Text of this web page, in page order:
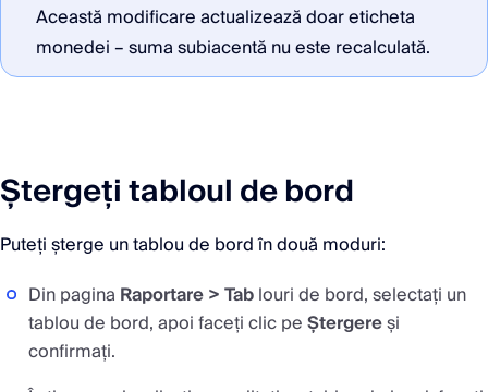
Această modificare actualizează doar eticheta
monedei – suma subiacentă nu este recalculată.
Ștergeți tabloul de bord
Puteți șterge un tablou de bord în două moduri:
Din pagina Raportare > Tablouri de bord, selectați un
tablou de bord, apoi faceți clic peȘtergereși
confirmați.